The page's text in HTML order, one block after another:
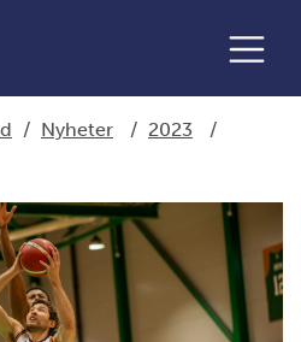
/ Nyheter / 2023
/